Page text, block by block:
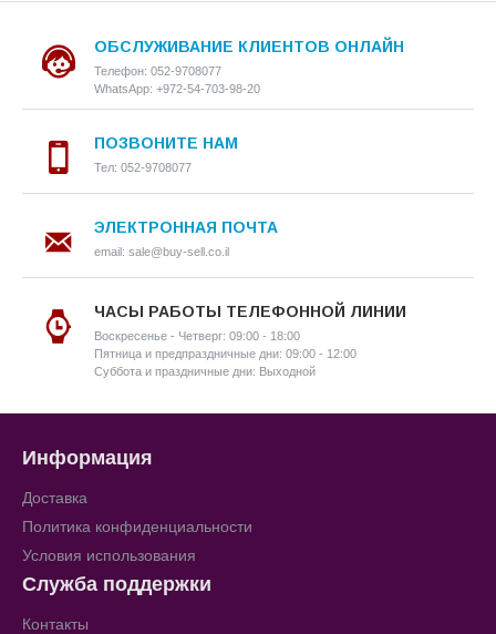
ОБСЛУЖИВАНИЕ КЛИЕНТОВ ОНЛАЙН
Телефон: 052-9708077
WhatsApp: +972-54-703-98-20
ПОЗВОНИТЕ НАМ
Тел: 052-9708077
ЭЛЕКТРОННАЯ ПОЧТА
email: sale@buy-sell.co.il
ЧАСЫ РАБОТЫ ТЕЛЕФОННОЙ ЛИНИИ
Воскресенье - Четверг: 09:00 - 18:00
Пятница и предпраздничные дни: 09:00 - 12:00
Суббота и праздничные дни: Выходной
Информация
Доставка
Политика конфиденциальности
Условия использования
Служба поддержки
Контакты